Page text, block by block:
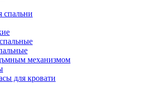
спальни
механизмом
для кровати